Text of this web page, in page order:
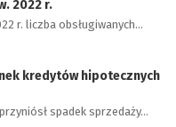
2022 r.
r. liczba obsługiwanych…
kredytów hipotecznych
spadek sprzedaży…